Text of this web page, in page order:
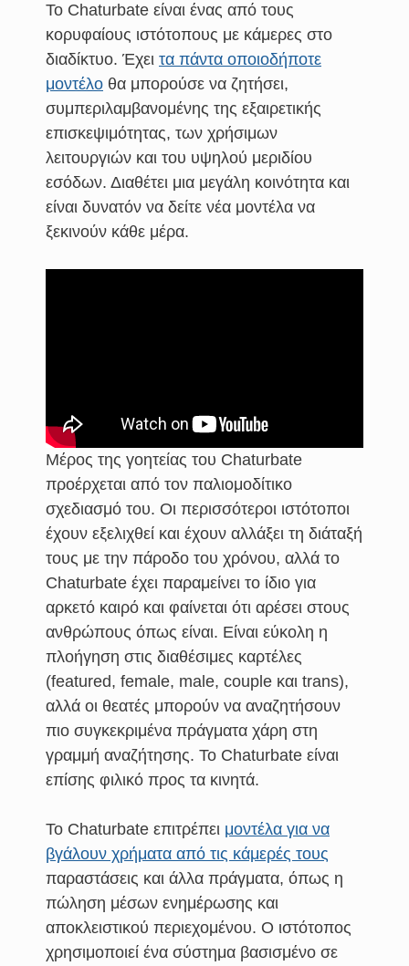
Το Chaturbate είναι ένας από τους
κορυφαίους ιστότοπους με κάμερες στο
διαδίκτυο. Έχει τα πάντα οποιοδήποτε
μοντέλο θα μπορούσε να ζητήσει,
συμπεριλαμβανομένης της εξαιρετικής
επισκεψιμότητας, των χρήσιμων
λειτουργιών και του υψηλού μεριδίου
εσόδων. Διαθέτει μια μεγάλη κοινότητα και
είναι δυνατόν να δείτε νέα μοντέλα να
ξεκινούν κάθε μέρα.
Μέρος της γοητείας του Chaturbate
προέρχεται από τον παλιομοδίτικο
σχεδιασμό του. Οι περισσότεροι ιστότοποι
έχουν εξελιχθεί και έχουν αλλάξει τη διάταξή
τους με την πάροδο του χρόνου, αλλά το
Chaturbate έχει παραμείνει το ίδιο για
αρκετό καιρό και φαίνεται ότι αρέσει στους
ανθρώπους όπως είναι. Είναι εύκολη η
πλοήγηση στις διαθέσιμες καρτέλες
(featured, female, male, couple και trans),
αλλά οι θεατές μπορούν να αναζητήσουν
πιο συγκεκριμένα πράγματα χάρη στη
γραμμή αναζήτησης. Το Chaturbate είναι
επίσης φιλικό προς τα κινητά.
Το Chaturbate επιτρέπει μοντέλα για να
βγάλουν χρήματα από τις κάμερές τους
παραστάσεις και άλλα πράγματα, όπως η
πώληση μέσων ενημέρωσης και
αποκλειστικού περιεχομένου. Ο ιστότοπος
χρησιμοποιεί ένα σύστημα βασισμένο σε